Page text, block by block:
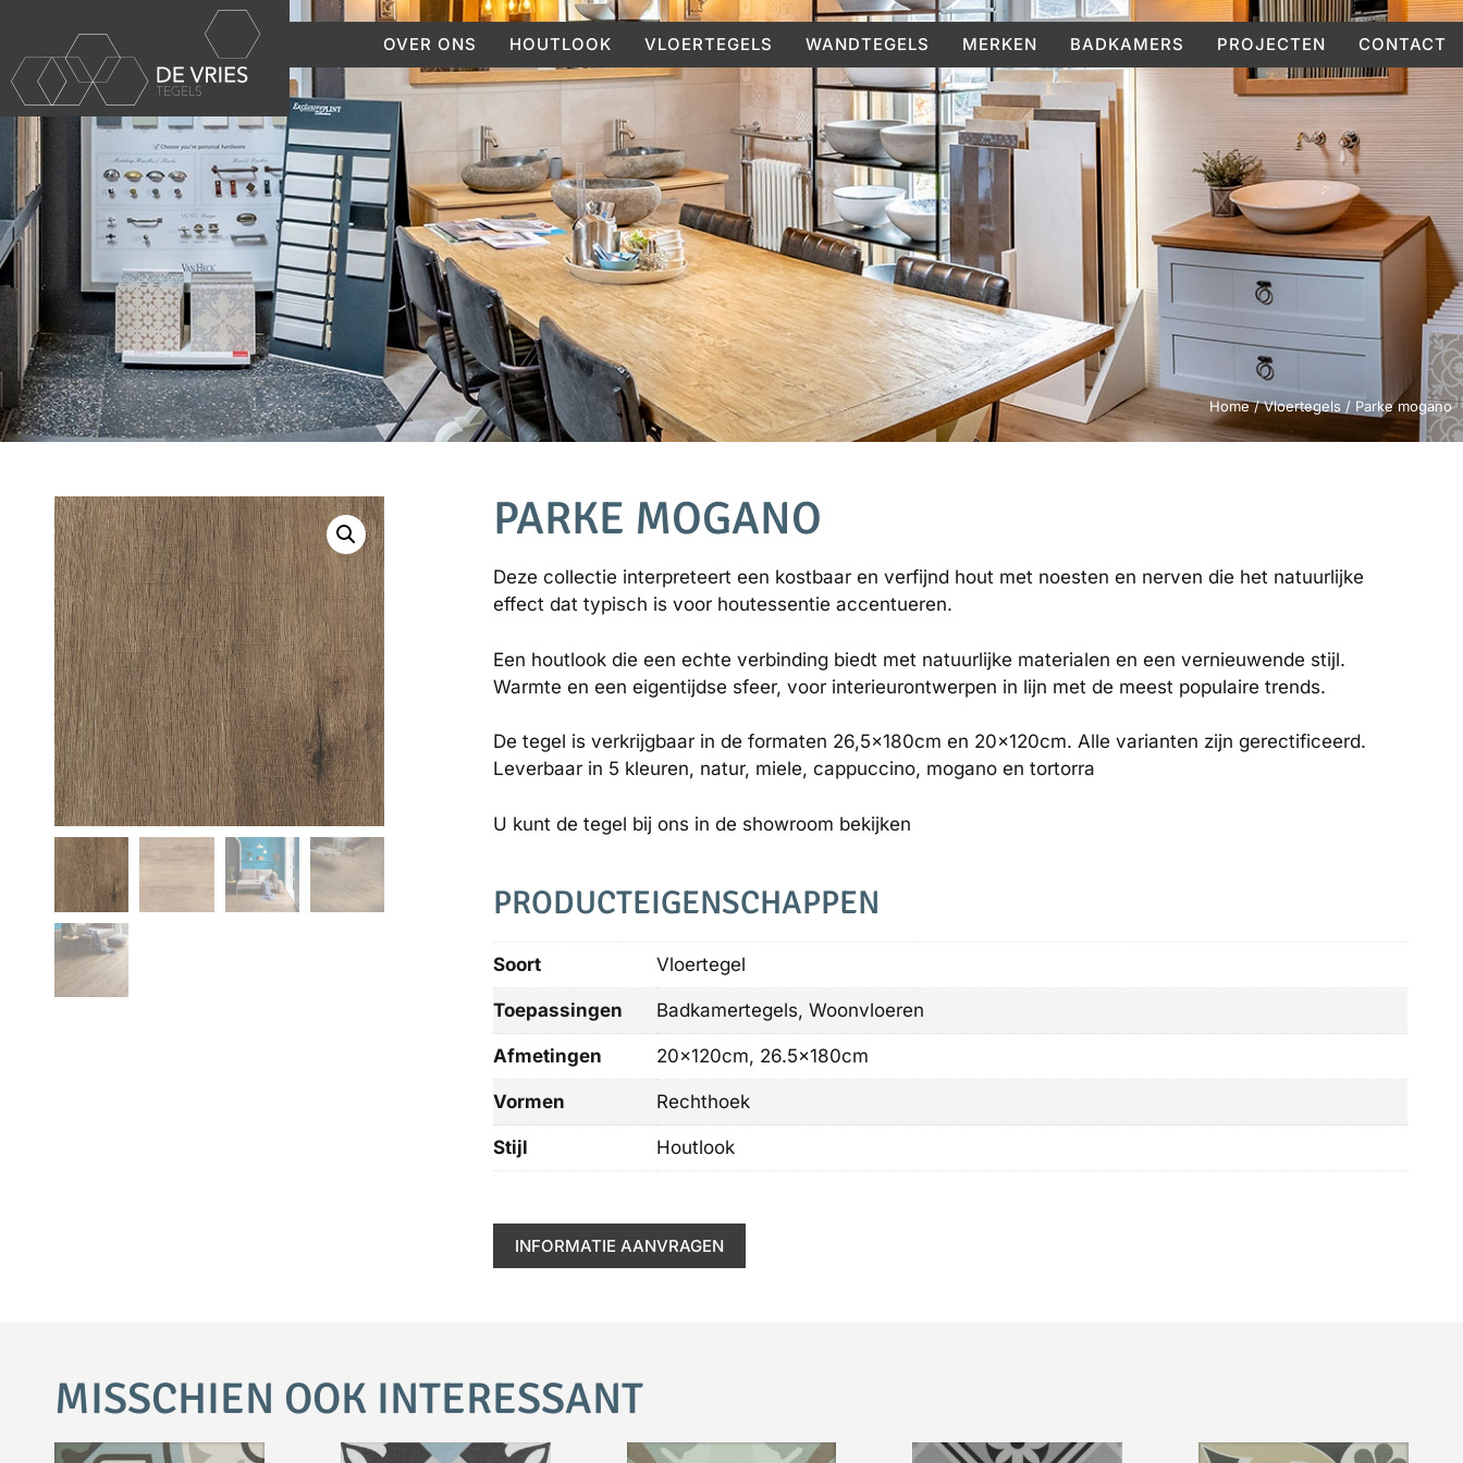
OVER ONS HOUTLOOK VLOERTEGELS WANDTEGELS MERKEN BADKAMERS PROJECTEN CONTACT
Home/Vloertegels / Parke mogano
PARKE MOGANO
Deze collectie interpreteert een kostbaar en verfijnd hout met noesten en nerven die het natuurlijke
effect dat typisch is voor houtessentie accentueren.
Een houtlook die een echte verbinding biedt met natuurlijke materialen en een vernieuwende stijl.
Warmte en een eigentijdse sfeer, voor interieurontwerpen in lijn met de meest populaire trends.
De tegel is verkrijgbaar in de formaten 26,5x180cm en 20x120cm. Alle varianten zijn gerectificeerd.
Leverbaar in 5 kleuren, natur, miele, cappuccino, mogano en tortorra
U kunt de tegel bij ons in de showroom bekijken
PRODUCTEIGENSCHAPPEN
Soort Vloertegel
Toepassingen Badkamertegels, Woonvloeren
Afmetingen 20x120cm, 26.5x180cm
Vormen Rechthoek
Stijl Houtlook
INFORMATIE AANVRAGEN
MISSCHIEN OOK INTERESSANT